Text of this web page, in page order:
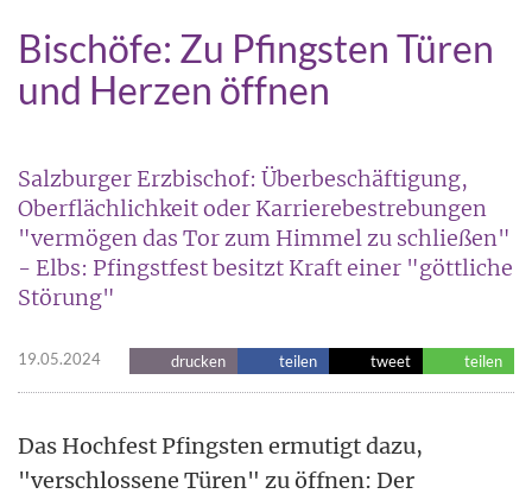
Bischöfe: Zu Pfingsten Türen
und Herzen öffnen
Salzburger Erzbischof: Überbeschäftigung,
Oberflächlichkeit oder Karrierebestrebungen
"vermögen das Tor zum Himmel zu schließen"
- Elbs: Pfingstfest besitzt Kraft einer "göttliche
Störung"
19.05.2024 drucken teilen tweet teilen
Das Hochfest Pfingsten ermutigt dazu,
"verschlossene Türen" zu öffnen: Der